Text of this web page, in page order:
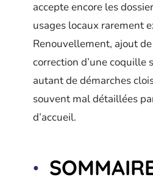
accepte encore les
usages locaux rarement
Renouvellement, ajout
correction d’une coquille
autant de démarches
souvent mal détaillées
d’accueil.